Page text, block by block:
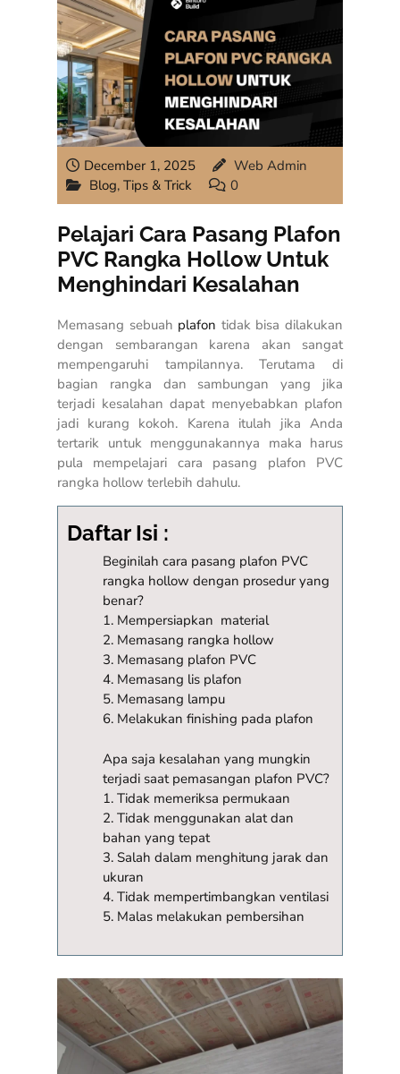
December 1, 2025
Web Admin
Blog, Tips & Trick 0
Pelajari Cara Pasang Plafon
PVC Rangka Hollow Untuk
Menghindari Kesalahan
Memasang sebuah plafon tidak bisa dilakukan
dengan sembarangan karena akan sangat
mempengaruhi tampilannya. Terutama di
bagian rangka dan sambungan yang jika
terjadi kesalahan dapat menyebabkan plafon
jadi kurang kokoh. Karena itulah jika Anda
tertarik untuk menggunakannya maka harus
pula mempelajari cara pasang plafon PVC
rangka hollow terlebih dahulu.
Daftar Isi :
Beginilah cara pasang plafon PVC
rangka hollow dengan prosedur yang
benar?
1. Mempersiapkan material
2. Memasang rangka hollow
3. Memasang plafon PVC
4. Memasang lis plafon
5. Memasang lampu
6. Melakukan finishing pada plafon
Apa saja kesalahan yang mungkin
terjadi saat pemasangan plafon PVC?
1. Tidak memeriksa permukaan
2. Tidak menggunakan alat dan
bahan yang tepat
3. Salah dalam menghitung jarak dan
ukuran
4. Tidak mempertimbangkan ventilasi
5. Malas melakukan pembersihan